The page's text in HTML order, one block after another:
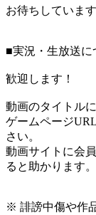
お待ちしています
■実況・生放送に
歓迎します！
動画のタイトル
ゲームページ
さい。
動画サイトに会
ると助かります。
※ 誹謗中傷や作